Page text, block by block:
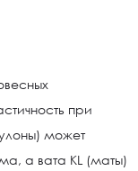
при
может
а вата КL (маты)